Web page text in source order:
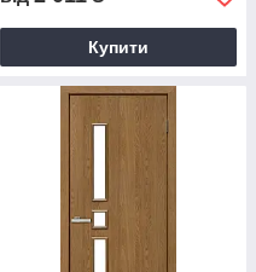
Купити